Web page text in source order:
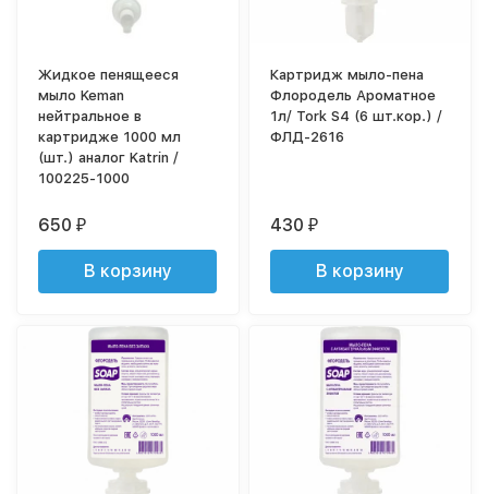
Жидкое пенящееся
мыло Keman
нейтральное в
картридже 1000 мл
(шт.) аналог Katrin /
100225-1000
650₽
В корзину
Картридж мыло-пена
Флородель Ароматное
1л/ Tork S4 (6 шт.кор.) /
ФЛД-2616
430₽
В корзину